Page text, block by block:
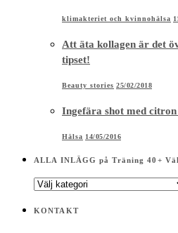
klimakteriet och kvinnohälsa
Att äta kollagen är det
tipset!
Beauty stories 25/02/2018
Ingefära shot med
Hälsa 14/05/2016
ALLA INLÄGG på Träning 40+
ALLA
på
KONTAKT